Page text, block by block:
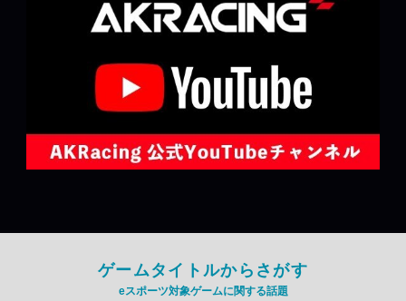
ゲームタイトルからさがす
eスポーツ対象ゲームに関する話題